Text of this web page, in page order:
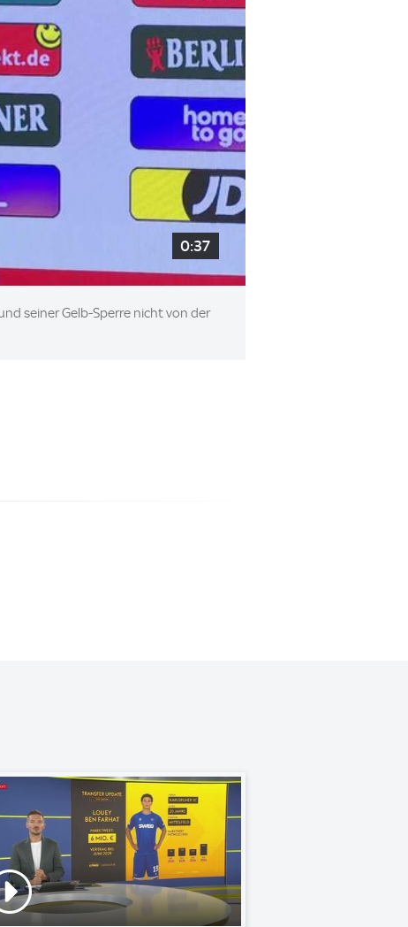
0:37
seiner Gelb-Sperre nicht von der